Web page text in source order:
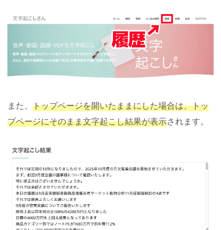
また、 トップページを開いたままにした場合は、トッ
プページにそのまま文字起こし結果が表示されます。